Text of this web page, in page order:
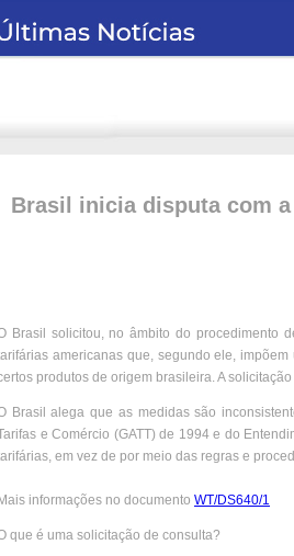
Brasil inicia disputa com
Brasil solicitou, no âmbito do procedimento
americanas que, segundo ele,
produtos de origem brasileira. A
Brasil alega que as medidas são
e Comércio (GATT) de 1994 e do
em vez de por meio das regras e
informações no documento WT/DS640/1
que é uma solicitação de consulta?